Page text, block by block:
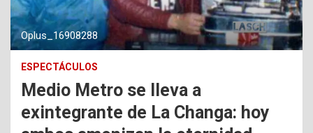
Oplus_16908288
ESPECTÁCULOS
Medio Metro se lleva a
exintegrante de La Changa: hoy